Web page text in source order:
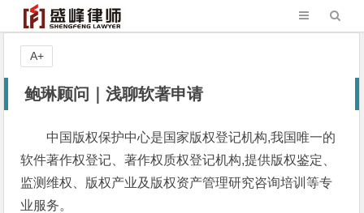
鲍琳顾问｜浅聊软著申请
中国版权保护中心是国家版权登记机构,我国唯一的
软件著作权登记、著作权质权登记机构,提供版权鉴定、
监测维权、版权产业及版权资产管理研究咨询培训等专
业服务。
A+